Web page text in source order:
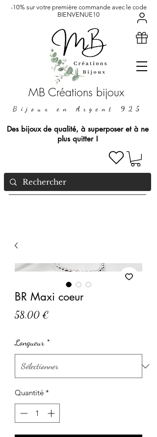
MB Créations bijoux
Bijoux en Argent 925
Des bijoux de qualité, à superposer et à ne
plus quitter !
-10% sur votre première commande avec le code
BIENVENUE10
BR Maxi coeur
58,00 €
Longueur *
Quantité *